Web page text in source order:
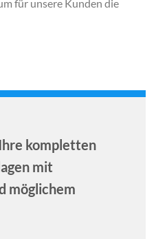
für unsere Kunden die
kompletten
mit
möglichem